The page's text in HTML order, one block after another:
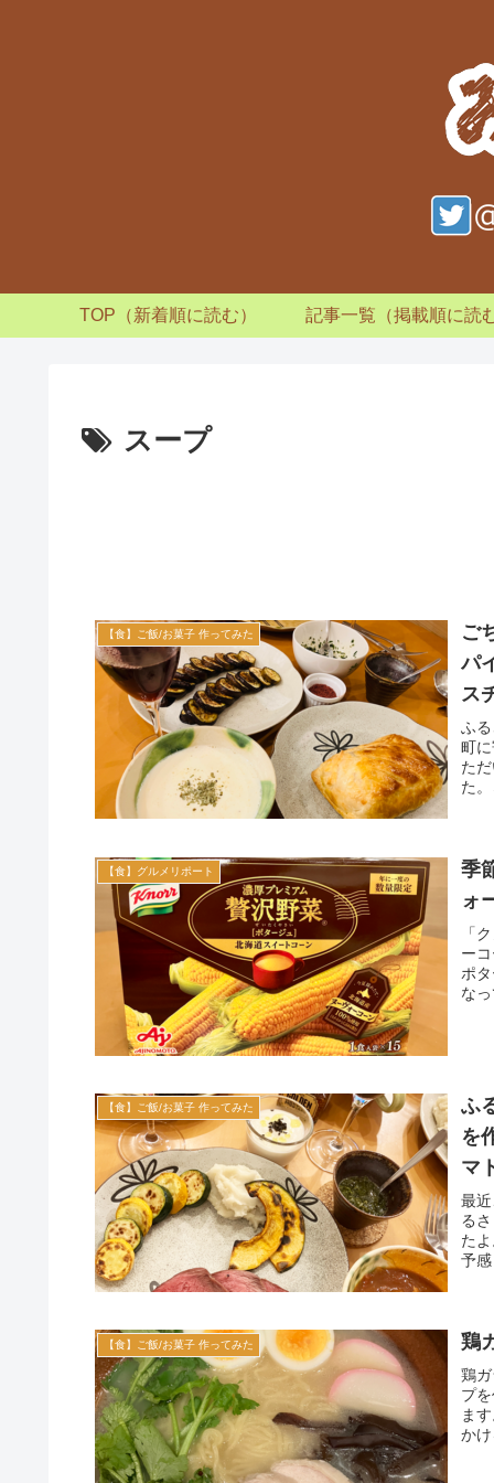
TOP（新着順に読む） 記事一覧（掲載順に読
スープ
【食】ご飯/お菓子 作ってみた
ご
パ
ス
ふ
町
た
た
【食】グルメリポート
季
ォ
「
ー
ポ
な
【食】ご飯/お菓子 作ってみた
ふ
を
マ
最
る
た
予
【食】ご飯/お菓子 作ってみた 鶏
鶏
プ
ま
か